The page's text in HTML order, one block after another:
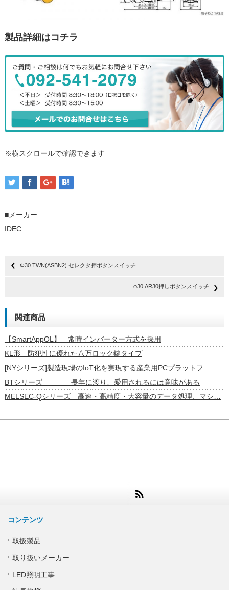
製品詳細はコチラ
※横スクロールで確認できます
■メーカー
IDEC
Φ30 TWN(ASBN2) セレクタ押ボタンスイッチ
φ30 AR30押しボタンスイッチ
関連商品
【SmartAppOL】 常時インバーター方式を採用
KL形 防犯性に優れた八万ロック鍵タイプ
[NYシリーズ]製造現場のIoT化を実現する産業用PCプラットフ…
BTシリーズ 長年に渡り、愛用されるには意味がある
MELSEC-Qシリーズ 高速・高精度・大容量のデータ処理、マシ…
コンテンツ
取扱製品
取り扱いメーカー
LED照明工事